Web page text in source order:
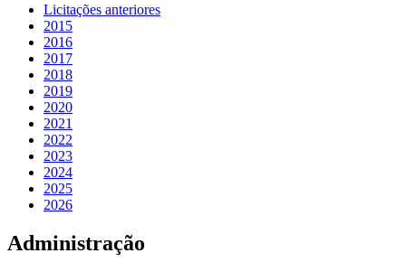
Licitações anteriores
2015
2016
2017
2018
2019
2020
2021
2022
2023
2024
2025
2026
Administração